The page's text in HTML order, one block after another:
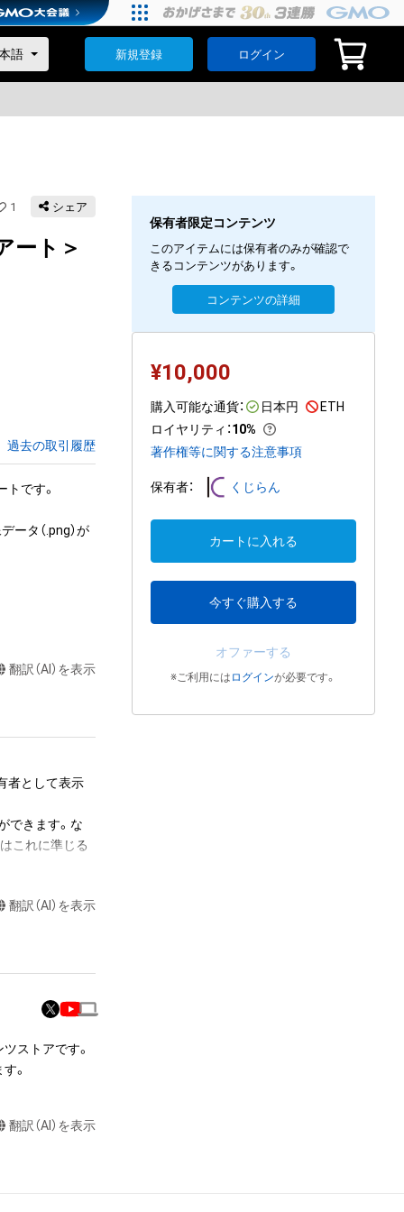
新規登録 ログイン
1 シェア
ート＞
過去の取引履歴
トです。
ータ（.png）が
翻訳（AI）を表示
者として表示
できます。な
これに準じる
、特許権、実
品を保有して
する権利」の範
)を行うことは
翻訳（AI）を表示
ストアです。
。
翻訳（AI）を表示
保有者限定コンテンツ
このアイテムには保有者のみが確認で
きるコンテンツがあります。
コンテンツの詳細
¥10,000
購入可能な通貨： 日本円
ETH
ロイヤリティ ：10%
著作権等に関する注意事項
保有者： くじらん
カートに入れる
今すぐ購入する
オファーする
※ご利用には ログインが必要です。